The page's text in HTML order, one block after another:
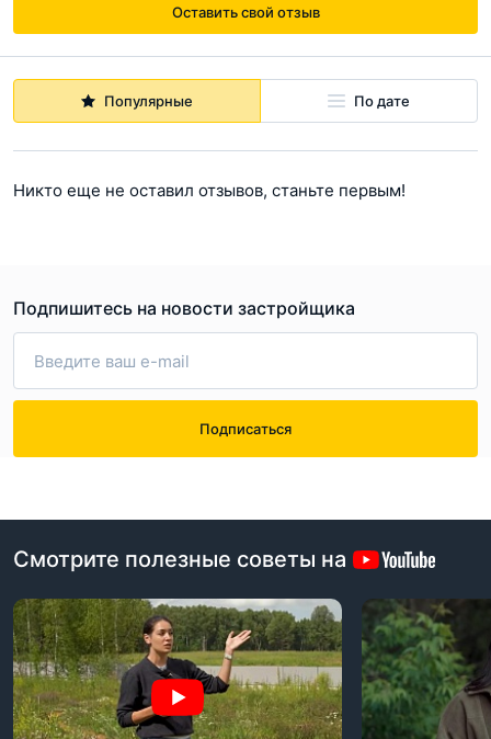
Оставить свой отзыв
Популярные По дате
Никто еще не оставил отзывов, станьте первым!
Подпишитесь на новости застройщика
Подписаться
Смотрите полезные советы на